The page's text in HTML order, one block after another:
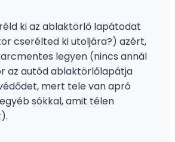
ki az ablaktörlő lapátodat
cserélted ki utoljára?) azért,
legyen (nincs annál
az autód ablaktörlőlapátja
mert tele van apró
sókkal, amit télen